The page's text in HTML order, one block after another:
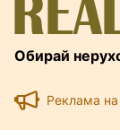
Обирай
Реклама на